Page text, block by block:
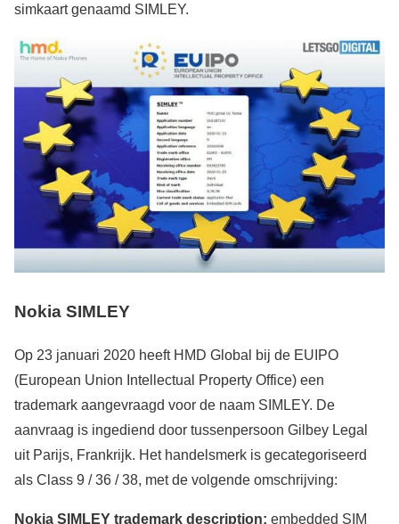
simkaart genaamd SIMLEY.
Nokia SIMLEY
Op 23 januari 2020 heeft HMD Global bij de EUIPO
(European Union Intellectual Property Office) een
trademark aangevraagd voor de naam SIMLEY. De
aanvraag is ingediend door tussenpersoon Gilbey Legal
uit Parijs, Frankrijk. Het handelsmerk is gecategoriseerd
als Class 9 / 36 / 38, met de volgende omschrijving:
Nokia SIMLEY trademark description: embedded SIM